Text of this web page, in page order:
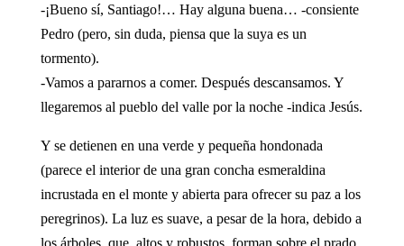
-¡Bueno sí, Santiago!… Hay alguna buena… -consiente
Pedro (pero, sin duda, piensa que la suya es un
tormento).
-Vamos a pararnos a comer. Después descansamos. Y
llegaremos al pueblo del valle por la noche -indica Jesús.
Y se detienen en una verde y pequeña hondonada
(parece el interior de una gran concha esmeraldina
incrustada en el monte y abierta para ofrecer su paz a los
peregrinos). La luz es suave, a pesar de la hora, debido a
los árboles, que, altos y robustos, forman sobre el prado